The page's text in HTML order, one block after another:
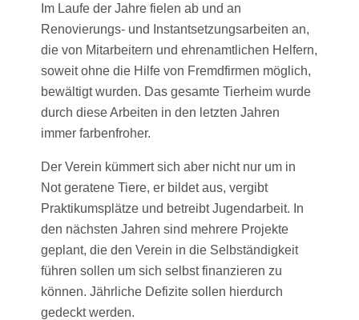
Im Laufe der Jahre fielen ab und an
Renovierungs- und Instantsetzungsarbeiten an,
die von Mitarbeitern und ehrenamtlichen Helfern,
soweit ohne die Hilfe von Fremdfirmen möglich,
bewältigt wurden. Das gesamte Tierheim wurde
durch diese Arbeiten in den letzten Jahren
immer farbenfroher.
Der Verein kümmert sich aber nicht nur um in
Not geratene Tiere, er bildet aus, vergibt
Praktikumsplätze und betreibt Jugendarbeit. In
den nächsten Jahren sind mehrere Projekte
geplant, die den Verein in die Selbständigkeit
führen sollen um sich selbst finanzieren zu
können. Jährliche Defizite sollen hierdurch
gedeckt werden.